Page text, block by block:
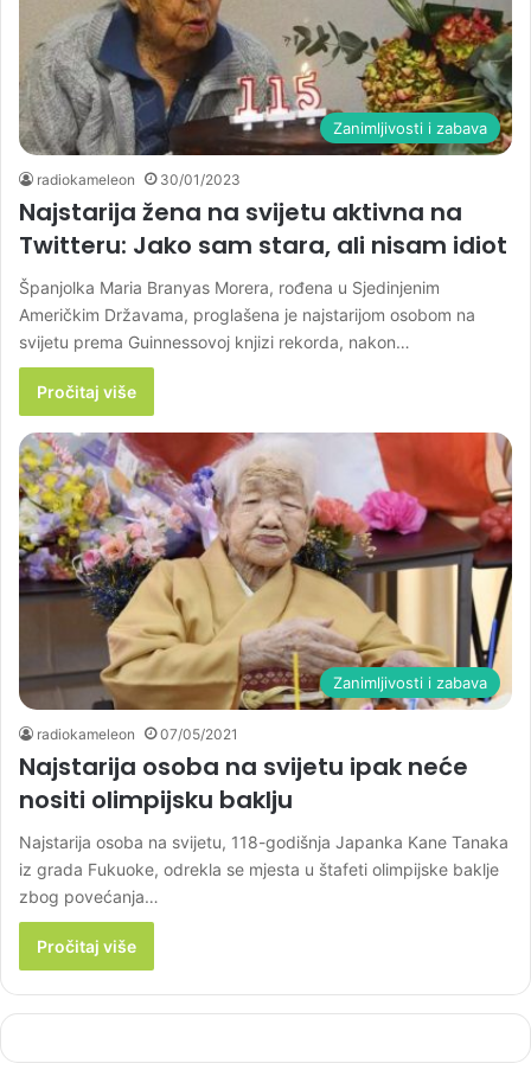
Zanimljivosti i zabava
radiokameleon 30/01/2023
Najstarija žena na svijetu aktivna na
Twitteru: Jako sam stara, ali nisam idiot
Španjolka Maria Branyas Morera, rođena u Sjedinjenim
Američkim Državama, proglašena je najstarijom osobom na
svijetu prema Guinnessovoj knjizi rekorda, nakon…
Pročitaj više
Zanimljivosti i zabava
radiokameleon 07/05/2021
Najstarija osoba na svijetu ipak neće
nositi olimpijsku baklju
Najstarija osoba na svijetu, 118-godišnja Japanka Kane Tanaka
iz grada Fukuoke, odrekla se mjesta u štafeti olimpijske baklje
zbog povećanja…
Pročitaj više